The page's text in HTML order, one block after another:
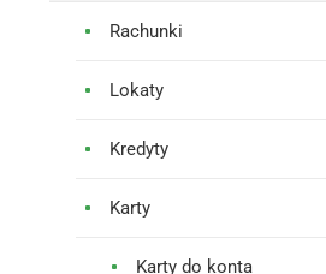
Rachunki
Lokaty
Kredyty
Karty
Karty do konta